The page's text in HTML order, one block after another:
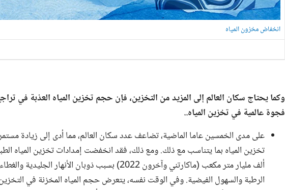
انخفاض مخزون المياه
وكما يحتاج سكان العالم إلى المزيد من التخزين، فإن حجم تخزين المياه العذبة في
فجوة عالمية في تخزين المياه..
على مدى الخمسين عاما الماضية، تضاعف عدد سكان العالم، مما أدى إلى زيادة
ألف مليار متر مكعب (ماكارتني وآخرون 2022) بسبب ذوبان
الرطبة والسهول الفيضية. وفي الوقت نفسه، يتعرض حجم المياه المخزنة في